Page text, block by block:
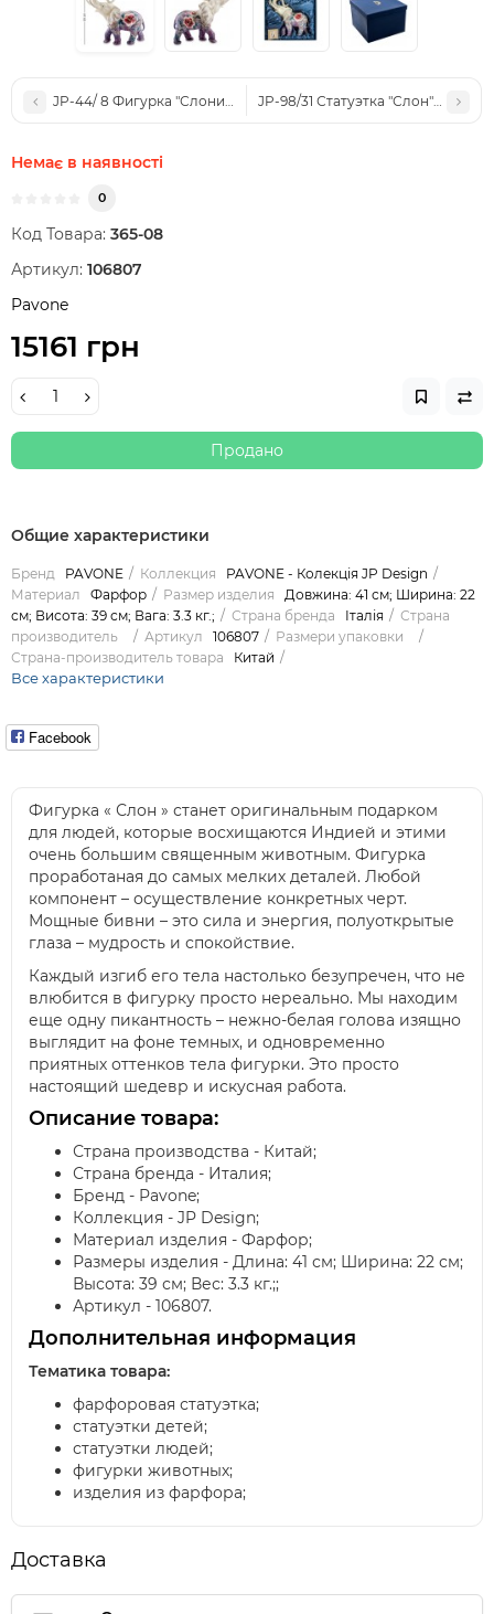
JP-44/ 8 Фигурка "Слоник" (Pavone)JP-98/31 Статуэтка "Слон"
Немає в наявності
0
Код Товара: 365-08
Артикул: 106807
Pavone
15161 грн
Продано
Общие характеристики
Бренд PAVONE Коллекция
PAVONE - Колекція JP Design
Материал
Фарфор Размер изделия
Довжина: 41 см; Ширина: 22
см; Висота: 39 см; Вага: 3.3 кг.;
Страна бренда Італія
Страна
производитель
Артикул 106807
Размери упаковки
Страна-производитель товара
Китай
Все характеристики
Facebook
Фигурка « Слон » станет оригинальным подарком
для людей, которые восхищаются Индией и этими
очень большим священным животным. Фигурка
проработаная до самых мелких деталей. Любой
компонент – осуществление конкретных черт.
Мощные бивни – это сила и энергия, полуоткрытые
глаза – мудрость и спокойствие.
Каждый изгиб его тела настолько безупречен, что не
влюбится в фигурку просто нереально. Мы находим
еще одну пикантность – нежно-белая голова изящно
выглядит на фоне темных, и одновременно
приятных оттенков тела фигурки. Это просто
настоящий шедевр и искусная работа.
Описание товара:
Страна производства - Китай;
Страна бренда - Италия;
Бренд - Pavone;
Коллекция - JP Design;
Материал изделия - Фарфор;
Размеры изделия - Длина: 41 см; Ширина: 22 см;
Высота: 39 см; Вес: 3.3 кг.;;
Артикул - 106807.
Дополнительная информация
Тематика товара:
фарфоровая статуэтка;
статуэтки детей;
статуэтки людей;
фигурки животных;
изделия из фарфора;
Доставка